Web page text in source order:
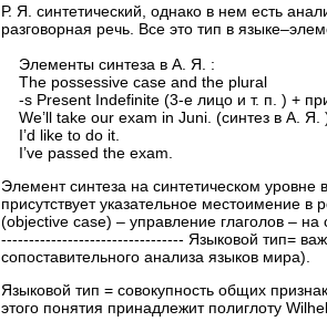
Р. Я. синтетический, однако в нем есть
разговорная речь. Все это тип в
Элементы синтеза в А. Я. :
The possessive case and the plural
-s Present Indefinite (3-е лицо и т. п. ) +
We’ll take our exam in Juni. (синтез в А. Я.
I’d like to do it.
I’ve passed the exam.
Элемент синтеза на синтетическом уровне
присутствует указательное местоимение
(objective case) – управление глаголов –
--------------------------------- Языковой тип=
сопоставительного анализа языков мира).
Языковой тип = совокупность общих
этого понятия принадлежит полиглоту